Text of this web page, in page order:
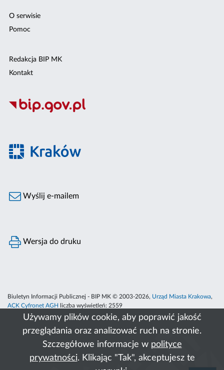
Używamy plików cookie, aby poprawić jakość
przeglądania oraz analizować ruch na stronie.
Szczegółowe informacje w polityce
prywatności. Klikając "Tak", akceptujesz te
O serwisie
Pomoc
Redakcja BIP MK
Kontakt
Wyślij e-mailem
Wersja do druku
Biuletyn Informacji Publicznej - BIP MK © 2003-2026, Urząd Miasta Krakowa,
ACK Cyfronet AGH
liczba wyświetleń: 2559